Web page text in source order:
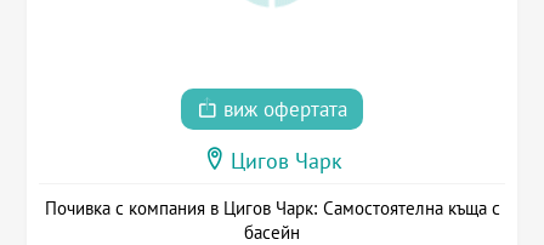
виж офертата
Цигов Чарк
Почивка с компания в Цигов Чарк: Самостоятелна къща с
басейн